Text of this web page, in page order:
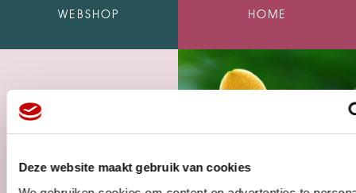
Deze website maakt gebruik van cookies
WEBSHOP HOME